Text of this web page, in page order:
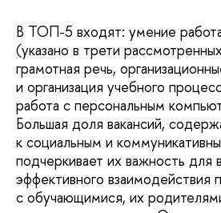
В ТОП-5 входят: умение
(указано в трети
грамотная речь,
и организация учебного
работа с персональным
Большая доля вакансий,
к социальным и
подчеркивает их важность для
эффективного взаимодействия
с обучающимися, их